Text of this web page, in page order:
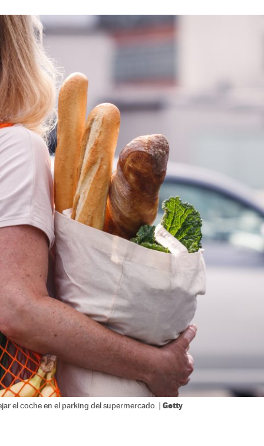
el coche en el parking del supermercado. | Getty